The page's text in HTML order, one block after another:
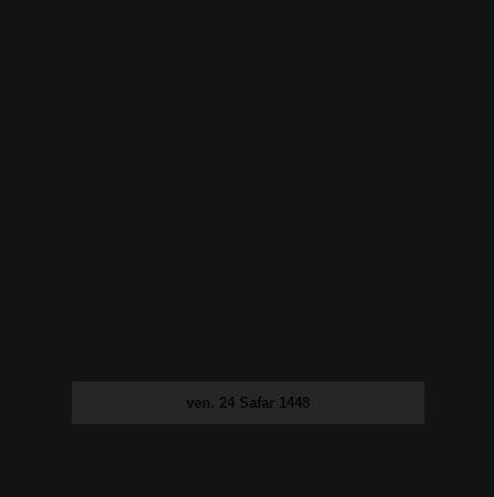
ven. 24 Safar 1448